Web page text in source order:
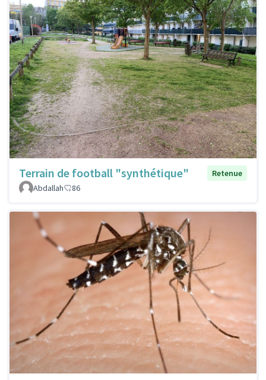
Terrain de football "synthétique"
Retenue
Abdallah
86